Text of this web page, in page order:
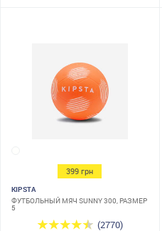
399 грн
KIPSTA
ФУТБОЛЬНЫЙ МЯЧ SUNNY 300, РАЗМЕР
5
(2770)